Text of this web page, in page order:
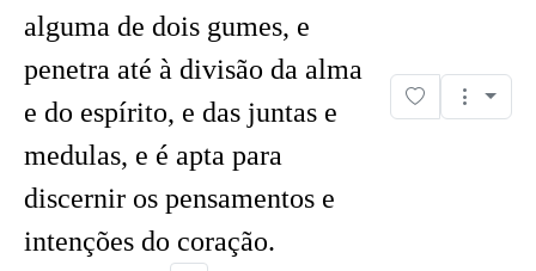
alguma de dois gumes, e
penetra até à divisão da alma
e do espírito, e das juntas e
medulas, e é apta para
discernir os pensamentos e
intenções do coração.